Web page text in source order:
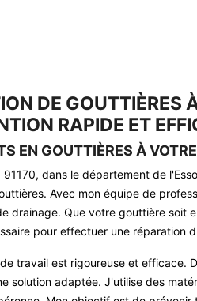
DE GOUTTIÈRES
RAPIDE ET
EN GOUTTIÈRES À
91170, dans le département de
Avec mon équipe de
drainage. Que votre gouttière soit
pour effectuer une réparation
travail est rigoureuse et efficace.
solution adaptée. J'utilise des